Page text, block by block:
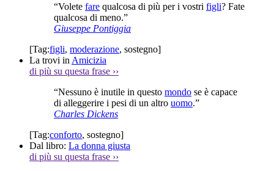
“Volete fare qualcosa di più per i vostri figli? Fate
qualcosa di meno.”
Giuseppe Pontiggia
[Tag:figli, moderazione, sostegno]
La trovi in Amicizia
di più su questa frase ››
“Nessuno è inutile in questo mondo se è capace
di alleggerire i pesi di un altro uomo.”
Charles Dickens
[Tag:conforto, sostegno]
Dal libro: La donna giusta
di più su questa frase ››